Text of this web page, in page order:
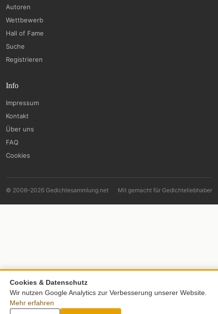
Autoren
Wettbewerb
Hall of Fame
Suche
Registrieren
Info
Impressum
Kontakt
Über uns
FAQ
Cookies
© 2006–2026 Gedichtesammlung.net Mit gemacht für Gedichteliebhaber
Cookies & Datenschutz
Wir nutzen Google Analytics zur Verbesserung unserer Website.
Mehr erfahren